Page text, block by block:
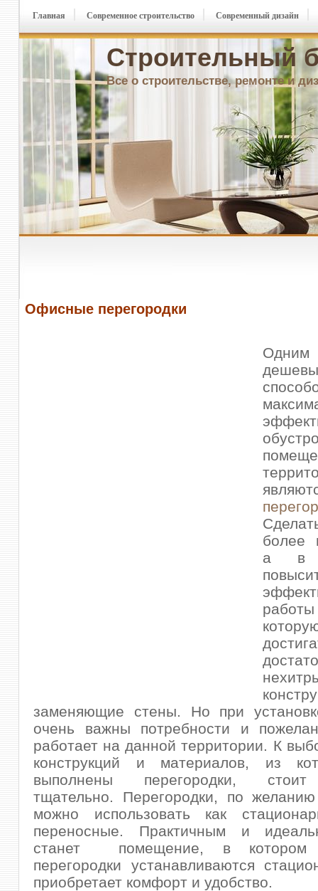
Строительный
Все о строительстве, ремонте и
Главная Современное строительство Современный дизайн
Офисные перегородки
более
а в
заменяющие стены. Но при
очень важны потребности и
работает на данной территории. К
конструкций и материалов, из
выполнены перегородки, стоит
тщательно. Перегородки, по желанию
можно использовать как
переносные. Практичным и
станет помещение, в
перегородки устанавливаются
приобретает комфорт и удобство.